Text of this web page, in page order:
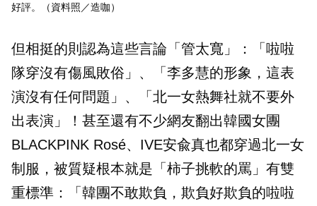
好評。（資料照／造咖）
但相挺的則認為這些言論「管太寬」：「啦啦
隊穿沒有傷風敗俗」、「李多慧的形象，這表
演沒有任何問題」、「北一女熱舞社就不要外
出表演」！甚至還有不少網友翻出韓國女團
BLACKPINK Rosé、IVE安兪真也都穿過北一女
制服，被質疑根本就是「柿子挑軟的罵」有雙
重標準：「韓團不敢欺負，欺負好欺負的啦啦